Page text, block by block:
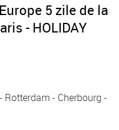
5 zile de la
- HOLIDAY
Rotterdam - Cherbourg -